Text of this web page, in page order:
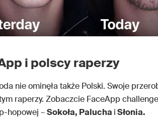
i polscy raperzy
nie ominęła także Polski. Swoje
raperzy. Zobaczcie FaceApp
hopowej –Sokoła, Palucha iSłonia.